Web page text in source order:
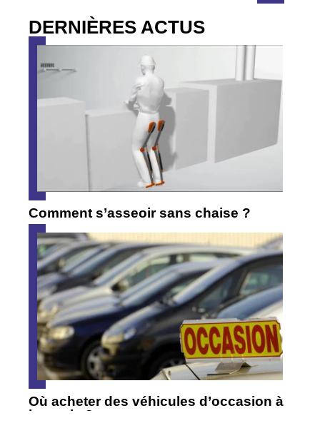
DERNIÈRES ACTUS
Comment s’asseoir sans chaise ?
Où acheter des véhicules d’occasion à
bas prix ?